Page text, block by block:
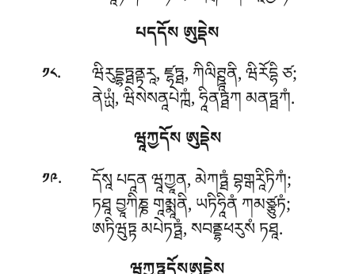
པདདོས ཨུདྡེས
༡༨. ཝིརུདྡྷཏྠནྟརཱ, ཛྷཏྠ, ཀིལིཊྛཱནི, ཝིརོདྷི ཙ;
ནེཡྻཾ, ཝིསེསནཱཔེཀྑཾ, ཧཱིནཏྠཀ མནཏྠཀཾ.
ཝཱཀྱདོས ཨུདྡེས
༡༩. དོསཱ པདཱན ཝཱཀྱཱན, མེཀཏྠཾ བྷགྒརཱིཏིཀཾ;
ཏཐཱ བྱཱཀིཎྞ གཱམྨཱནི, ཡཏིཧཱིནཾ ཀམཙྩུཏཾ;
ཨཏིཝུཏྟ མཔེཏཏྠཾ, སབནྡྷཕརུསཾ ཏཐཱ.